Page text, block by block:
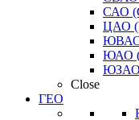
САО
ЦАО
ЮВАО
ЮАО
ЮЗАО
Close
ГЕО